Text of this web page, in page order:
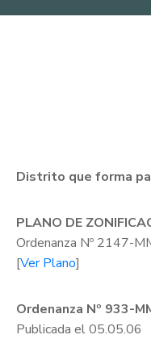
Distrito que forma
PLANO DE
Ordenanza Nº 2147-
[Ver Plano]
Ordenanza Nº 933-
Publicada el 05.05.06